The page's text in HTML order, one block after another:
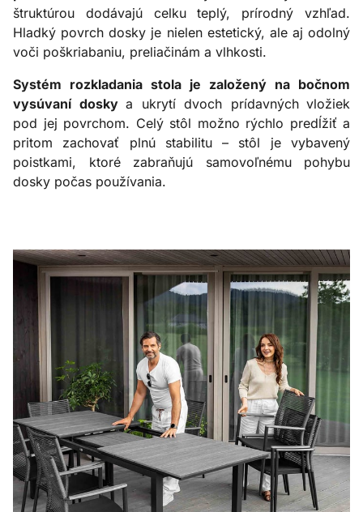
štruktúrou dodávajú celku teplý, prírodný vzhľad.
Hladký povrch dosky je nielen estetický, ale aj odolný
voči poškriabaniu, preliačinám a vlhkosti.
Systém rozkladania stola je založený na bočnom
vysúvaní dosky a ukrytí dvoch prídavných vložiek
pod jej povrchom. Celý stôl možno rýchlo predĺžiť a
pritom zachovať plnú stabilitu – stôl je vybavený
poistkami, ktoré zabraňujú samovoľnému pohybu
dosky počas používania.